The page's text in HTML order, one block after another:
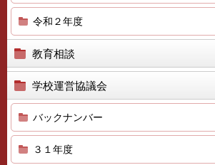
令和２年度
教育相談
学校運営協議会
バックナンバー
３１年度